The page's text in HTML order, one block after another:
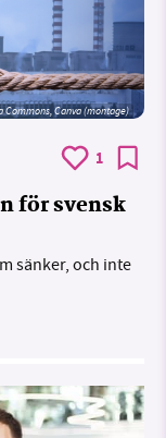
Commons, Canva (montage)
1
för svensk
sänker, och inte